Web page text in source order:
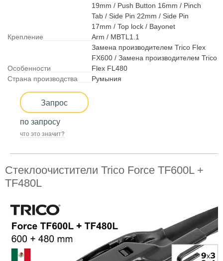
Крепление
19mm / Push Button 16mm / Pinch
Tab / Side Pin 22mm / Side Pin
17mm / Top lock / Bayonet
Arm / MBTL1.1
Особенности
Замена производителем Trico Flex
FX600 / Замена производителем Trico
Flex FL480
Страна производства
Румыния
Запрос
по запросу
что это значит?
Стеклоочистители Trico Force TF600L +
TF480L